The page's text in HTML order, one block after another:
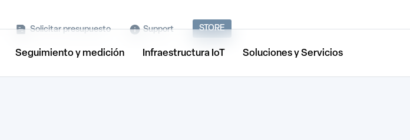
Solicitar presupuesto Support STORE
Seguimiento y medición Infraestructura IoT Soluciones y Servicios